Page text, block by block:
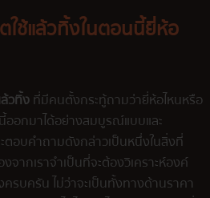
ช้แล้วทิ้งในตอนนี้ยี่ห้อ
วทิ้งที่มีคนตั้งกระทู้ถามว่ายี่ห้อไหนหรือ
ออกมาได้อย่างสมบูรณ์แบบและ
อบคำถามดังกล่าวเป็นหนึ่งในสิ่งที่
จากเราจำเป็นที่จะต้องวิเคราะห์องค์
รบครัน ไม่ว่าจะเป็นทั้งทางด้านราคา